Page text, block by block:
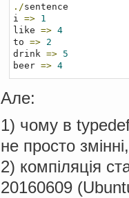
./sentence
i =>
1
like => 4
to =>
2
drink =>
5
beer => 4
Але:
1) чому в
не просто
2) компіляція
20160609